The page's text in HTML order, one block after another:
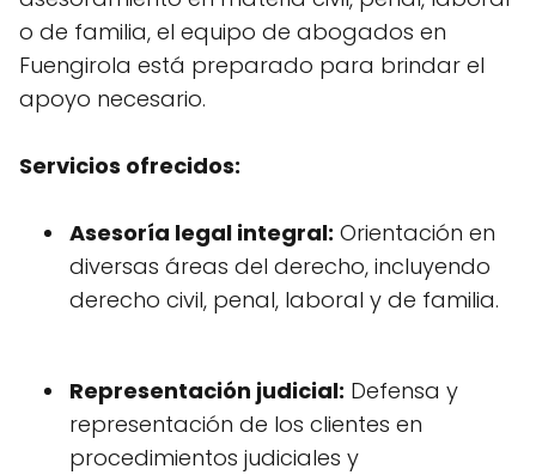
o de familia, el equipo de abogados en
Fuengirola está preparado para brindar el
apoyo necesario.
Servicios ofrecidos:
Asesoría legal integral: Orientación en
diversas áreas del derecho, incluyendo
derecho civil, penal, laboral y de familia.
Representación judicial: Defensa y
representación de los clientes en
procedimientos judiciales y